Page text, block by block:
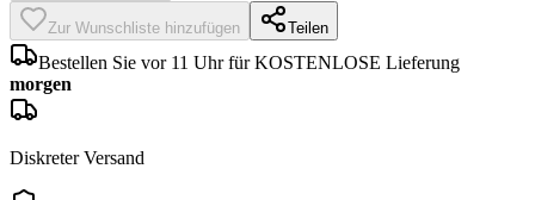
Zur Wunschliste hinzufügen Teilen
Bestellen Sie vor 11 Uhr für KOSTENLOSE Lieferung
morgen
Diskreter Versand